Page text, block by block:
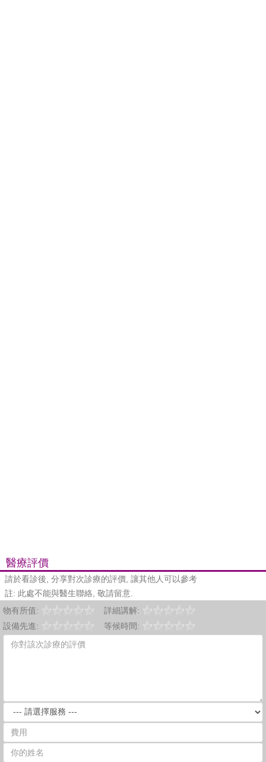
醫療評價
請於看診後, 分享對次診療的評價, 讓其他人可以參考
註: 此處不能與醫生聯絡, 敬請留意.
物有所值:
詳細講解:
設備先進:
等候時間: